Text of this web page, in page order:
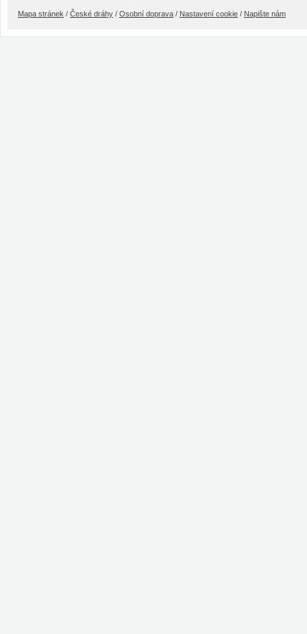
Mapa stránek / České dráhy / Osobní doprava / Nastavení cookie / Napište nám